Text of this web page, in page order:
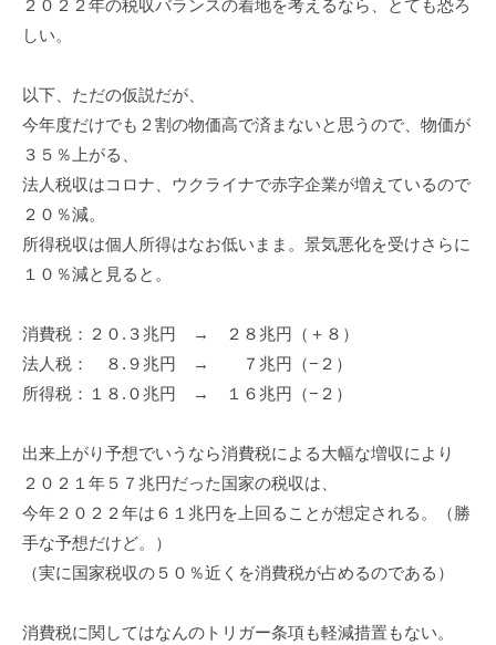
２０２２年の税収バランスの着地を考えるなら、とても恐ろ
しい。
以下、ただの仮説だが、
今年度だけでも２割の物価高で済まないと思うので、物価が
３５％上がる、
法人税収はコロナ、ウクライナで赤字企業が増えているので
２０％減。
所得税収は個人所得はなお低いまま。景気悪化を受けさらに
１０％減と見ると。
消費税：２０.３兆円 → ２８兆円（＋８）
法人税： ８.９兆円 → ７兆円（−２）
所得税：１８.０兆円 → １６兆円（−２）
出来上がり予想でいうなら消費税による大幅な増収により
２０２１年５７兆円だった国家の税収は、
今年２０２２年は６１兆円を上回ることが想定される。（勝
手な予想だけど。）
（実に国家税収の５０％近くを消費税が占めるのである）
消費税に関してはなんのトリガー条項も軽減措置もない。